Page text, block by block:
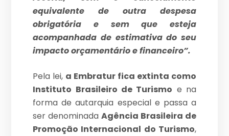
equivalente de outra despesa
obrigatória e sem que esteja
acompanhada de estimativa do seu
impacto orçamentário e financeiro”.
Pela lei, a Embratur fica extinta como
Instituto Brasileiro de Turismo e na
forma de autarquia especial e passa a
ser denominada Agência Brasileira de
Promoção Internacional do Turismo,